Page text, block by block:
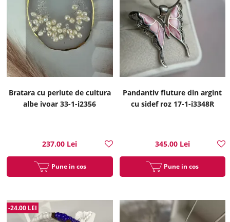
Bratara cu perlute de cultura
albe ivoar 33-1-i2356
237.00 Lei
Pune in cos
Pandantiv fluture din argint
cu sidef roz 17-1-i3348R
345.00 Lei
Pune in cos
-24.00 LEI